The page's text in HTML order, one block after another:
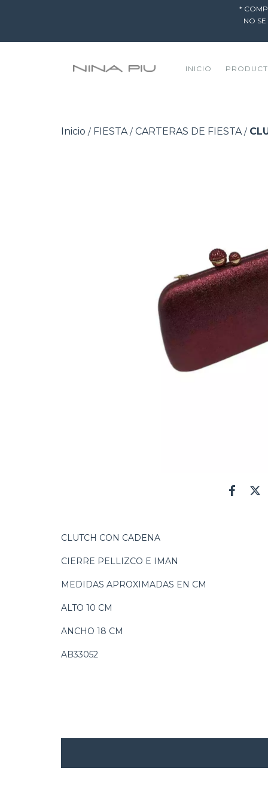
*
NO
INICIO
Inicio / FIESTA / CARTERAS DE FIESTA /
CLUTCH CON CADENA
CIERRE PELLIZCO E IMAN
MEDIDAS APROXIMADAS EN CM
ALTO 10 CM
ANCHO 18 CM
AB33052